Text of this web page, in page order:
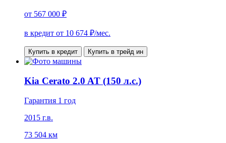
от 567 000 ₽
в кредит от 10 674 ₽/мес.
Купить в кредит Купить в трейд ин
Kia Cerato 2.0 AT (150 л.с.)
Гарантия 1 год
2015 г.в.
73 504 км